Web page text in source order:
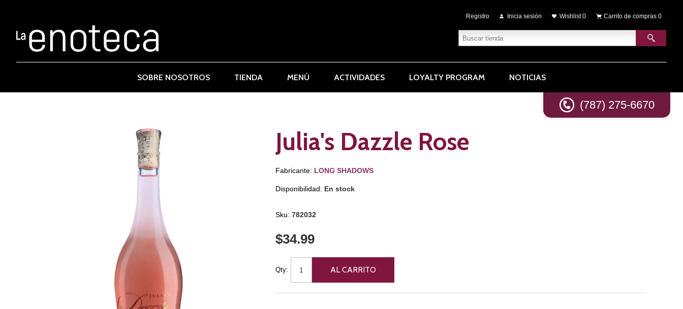
Registro Inicia sesión Wishlist 0 Carrito de compras 0
(787) 275-6670
SOBRE NOSOTROS TIENDA MENÚ ACTIVIDADES LOYALTY PROGRAM NOTICIAS
Julia's Dazzle Rose
Fabricante: LONG SHADOWS
Disponibilidad: En stock
Sku: 782032
$34.99
Qty: